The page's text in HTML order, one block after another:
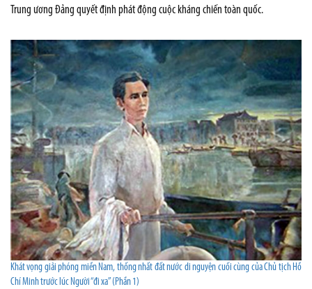
Trung ương Đảng quyết định phát động cuộc kháng chiến toàn quốc.
Khát vọng giải phóng miền Nam, thống nhất đất nước di nguyện cuối cùng của Chủ tịch Hồ
Chí Minh trước lúc Người “đi xa” (Phần 1)